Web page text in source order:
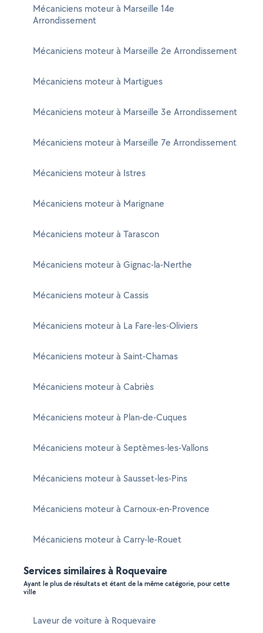
Mécaniciens moteur à Marseille 14e
Arrondissement
Mécaniciens moteur à Marseille 2e Arrondissement
Mécaniciens moteur à Martigues
Mécaniciens moteur à Marseille 3e Arrondissement
Mécaniciens moteur à Marseille 7e Arrondissement
Mécaniciens moteur à Istres
Mécaniciens moteur à Marignane
Mécaniciens moteur à Tarascon
Mécaniciens moteur à Gignac-la-Nerthe
Mécaniciens moteur à Cassis
Mécaniciens moteur à La Fare-les-Oliviers
Mécaniciens moteur à Saint-Chamas
Mécaniciens moteur à Cabriès
Mécaniciens moteur à Plan-de-Cuques
Mécaniciens moteur à Septèmes-les-Vallons
Mécaniciens moteur à Sausset-les-Pins
Mécaniciens moteur à Carnoux-en-Provence
Mécaniciens moteur à Carry-le-Rouet
Services similaires à Roquevaire
Ayant le plus de résultats et étant de la même catégorie, pour cette
ville
Laveur de voiture à Roquevaire